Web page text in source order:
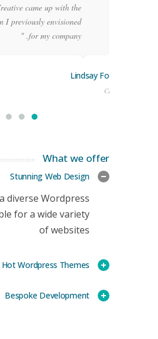
came up with the
I previously envisioned
for my company. "
Lindsay Ford
CEO
What we offer
Stunning Web Design
diverse Wordpress
for a wide variety
of websites
Hot Wordpress Themes
Bespoke Development